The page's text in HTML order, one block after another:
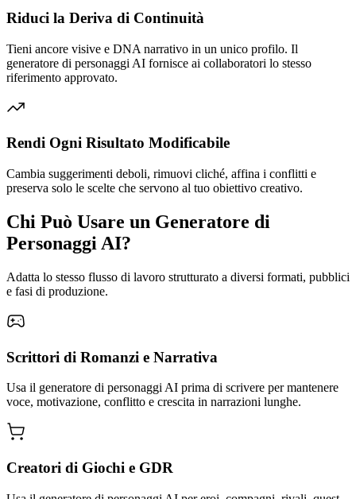
Riduci la Deriva di Continuità
Tieni ancore visive e DNA narrativo in un unico profilo. Il
generatore di personaggi AI fornisce ai collaboratori lo stesso
riferimento approvato.
Rendi Ogni Risultato Modificabile
Cambia suggerimenti deboli, rimuovi cliché, affina i conflitti e
preserva solo le scelte che servono al tuo obiettivo creativo.
Chi Può Usare un Generatore di
Personaggi AI?
Adatta lo stesso flusso di lavoro strutturato a diversi formati, pubblici
e fasi di produzione.
Scrittori di Romanzi e Narrativa
Usa il generatore di personaggi AI prima di scrivere per mantenere
voce, motivazione, conflitto e crescita in narrazioni lunghe.
Creatori di Giochi e GDR